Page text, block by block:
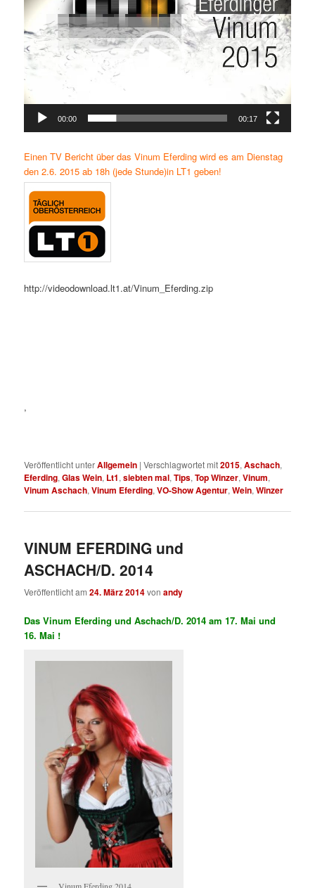
Player
00:00 00:17
Einen TV Bericht über das Vinum Eferding wird es am Dienstag
den 2.6. 2015 ab 18h (jede Stunde)in LT1 geben!
http://videodownload.lt1.at/Vinum_Eferding.zip
,
Veröffentlicht unterAllgemein |Verschlagwortet mit2015,Aschach,
Eferding,Glas Wein, Lt1,siebten mal,Tips,Top Winzer,Vinum,
Vinum Aschach,Vinum Eferding,VO-Show Agentur,Wein,Winzer
VINUM EFERDING und
ASCHACH/D. 2014
Veröffentlicht am24. März 2014vonandy
Das Vinum Eferding und Aschach/D. 2014 am 17. Mai und
16. Mai !